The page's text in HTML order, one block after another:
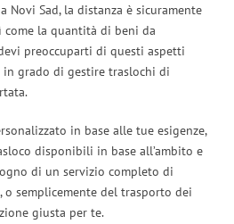
Novi Sad, la distanza è sicuramente
la quantità di beni da
preoccuparti di questi aspetti
in grado di gestire traslochi di
in base alle tue esigenze,
disponibili in base all’ambito e
di un servizio completo di
semplicemente del trasporto dei
giusta per te.